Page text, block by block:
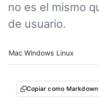
no es el mismo
de usuario.
Platform
Mac Windows Linux
Copiar como Markdown